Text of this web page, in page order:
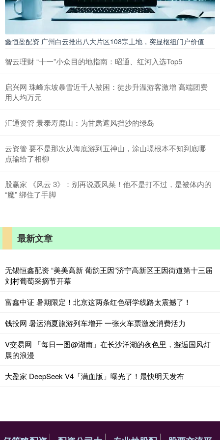
鑫恒盈配资 广州白云推出八大片区108宗土地，突显枢纽门户价值
智云理财 “十一”小众目的地指南：昭通、红河入选Top5
启兴网 珠峰东坡暴雪近千人被困：徒步升温游客激增 高端团费
用人均万元
汇通资管 景泰寿鹿山：为甘肃遮风挡沙的绿岛
云资管 要不是那次从海底游到五神山，涂山璟根本不知到底哪
点输给了相柳
股赢家 《风云 3》：别再说聂风菜！他不是打不过，是被体内的
“魔” 绑住了手脚
最新文章
无锡恒鑫配资 “美美高新 葡韵王因”济宁高新区王因街道第十三届
刘村葡萄采摘节开幕
富鑫中证 暑期限定！北京这两条红色研学线路太震撼了！
钱投网 暑运消夏旅游列车增开 一张火车票激发消费活力
V交易网 「每日一图@湖南」在长沙洋湖的夜色里，邂逅国风灯
展的浪漫
大盈家 DeepSeek V4「满血版」曝光了！最快明天发布